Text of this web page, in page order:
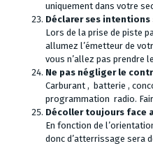
uniquement dans votre
Déclarer ses intentions
Lors de la prise de piste
allumez l’émetteur de
vous n’allez pas prendre
Ne pas négliger le
Carburant , batterie ,
programmation radio.
Décoller toujours face
En fonction de
donc d’atterrissage sera